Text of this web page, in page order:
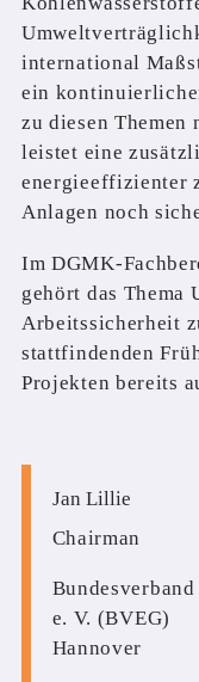
international
ein
zu diesen
leistet eine
energieeffizienter
Anlagen noch
Im DGMK-
gehört das Thema
Arbeitssicherheit
stattfindenden
Projekten bereits
Jan Lillie
Chairman
e. V. (BVEG)
Hannover